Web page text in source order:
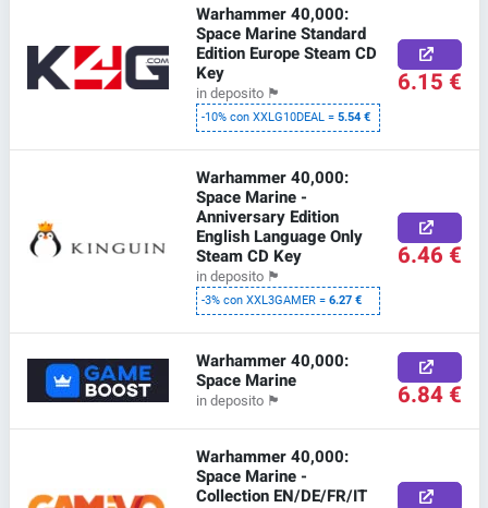
Warhammer 40,000:
Space Marine Standard
Edition Europe Steam CD
Key
in deposito 🏴
-10% con XXLG10DEAL =5.54 €
6.15 €
Warhammer 40,000:
Space Marine -
Anniversary Edition
English Language Only
Steam CD Key
in deposito 🏴
-3% con XXL3GAMER =6.27 €
6.46 €
Warhammer 40,000:
Space Marine
in deposito 🏴 6.84 €
Warhammer 40,000:
Space Marine -
Collection EN/DE/FR/IT